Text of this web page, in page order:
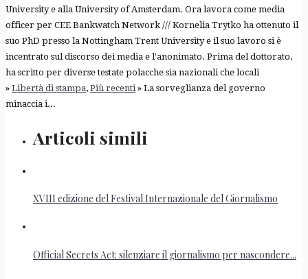
University e alla University of Amsterdam. Ora lavora come media
officer per CEE Bankwatch Network /// Kornelia Trytko ha ottenuto il
suo PhD presso la Nottingham Trent University e il suo lavoro si è
incentrato sul discorso dei media e l'anonimato. Prima del dottorato,
ha scritto per diverse testate polacche sia nazionali che locali
» Libertà di stampa, Più recenti » La sorveglianza del governo
minaccia i...
Articoli simili
XVIII edizione del Festival Internazionale del Giornalismo
Official Secrets Act: silenziare il giornalismo per nascondere...